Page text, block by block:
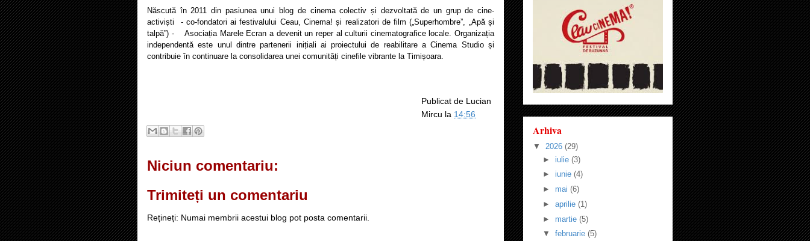
Născută în 2011 din pasiunea unui blog de cinema colectiv și dezvoltată de un grup de cine-
activiști - co-fondatori ai festivalului Ceau, Cinema! și realizatori de film („Superhombre”, „Apă și
talpă”) - Asociația Marele Ecran a devenit un reper al culturii cinematografice locale. Organizația
independentă este unul dintre partenerii inițiali ai proiectului de reabilitare a Cinema Studio și
contribuie în continuare la consolidarea unei comunități cinefile vibrante la Timișoara.
Publicat de Lucian
Mircu la 14:56
Niciun comentariu:
Trimiteți un comentariu
Rețineți: Numai membrii acestui blog pot posta comentarii.
Arhiva
▼ 2026 (29)
► iulie (3)
► iunie (4)
► mai (6)
► aprilie (1)
► martie (5)
▼ februarie (5)